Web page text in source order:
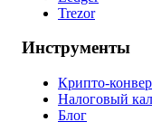
Trezor
Инструменты
Крипто-
Налоговый
Блог